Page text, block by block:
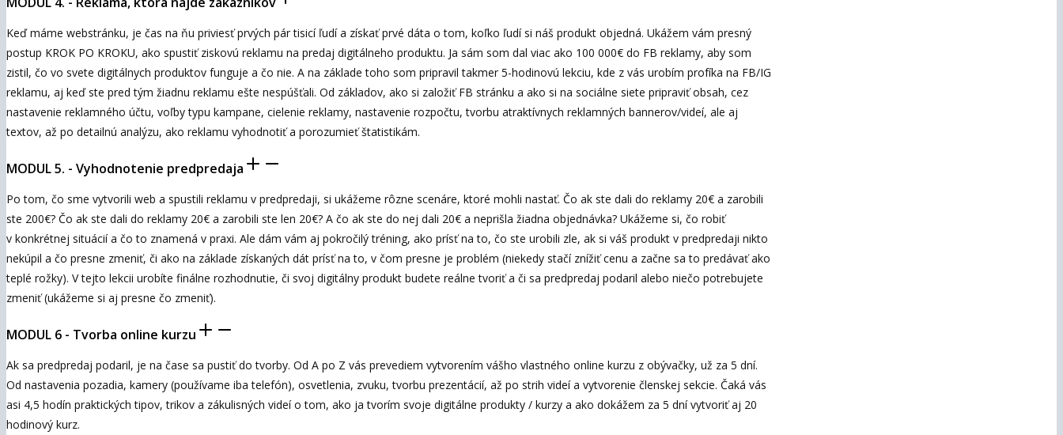
Keď máme webstránku, je čas na ňu priviesť prvých pár tisicí ľudí a získať prvé dáta o tom, koľko ľudí si náš produkt objedná. Ukážem vám presný
postup KROK PO KROKU, ako spustiť ziskovú reklamu na predaj digitálneho produktu. Ja sám som dal viac ako 100 000€ do FB reklamy, aby som
zistil, čo vo svete digitálnych produktov funguje a čo nie. A na základe toho som pripravil takmer 5-hodinovú lekciu, kde z vás urobím profíka na FB/IG
reklamu, aj keď ste pred tým žiadnu reklamu ešte nespúšťali. Od základov, ako si založiť FB stránku a ako si na sociálne siete pripraviť obsah, cez
nastavenie reklamného účtu, voľby typu kampane, cielenie reklamy, nastavenie rozpočtu, tvorbu atraktívnych reklamných bannerov/videí, ale aj
textov, až po detailnú analýzu, ako reklamu vyhodnotiť a porozumieť štatistikám.
MODUL 5. - Vyhodnotenie predpredaja
Po tom, čo sme vytvorili web a spustili reklamu v predpredaji, si ukážeme rôzne scenáre, ktoré mohli nastať. Čo ak ste dali do reklamy 20€ a zarobili
ste 200€? Čo ak ste dali do reklamy 20€ a zarobili ste len 20€? A čo ak ste do nej dali 20€ a neprišla žiadna objednávka? Ukážeme si, čo robiť
v konkrétnej situácií a čo to znamená v praxi. Ale dám vám aj pokročilý tréning, ako prísť na to, čo ste urobili zle, ak si váš produkt v predpredaji nikto
nekúpil a čo presne zmeniť, či ako na základe získaných dát prísť na to, v čom presne je problém (niekedy stačí znížiť cenu a začne sa to predávať ako
teplé rožky). V tejto lekcii urobíte finálne rozhodnutie, či svoj digitálny produkt budete reálne tvoriť a či sa predpredaj podaril alebo niečo potrebujete
zmeniť (ukážeme si aj presne čo zmeniť).
MODUL 6 - Tvorba online kurzu
Ak sa predpredaj podaril, je na čase sa pustiť do tvorby. Od A po Z vás prevediem vytvorením vášho vlastného online kurzu z obývačky, už za 5 dní.
Od nastavenia pozadia, kamery (používame iba telefón), osvetlenia, zvuku, tvorbu prezentácií, až po strih videí a vytvorenie členskej sekcie. Čaká vás
asi 4,5 hodín praktických tipov, trikov a zákulisných videí o tom, ako ja tvorím svoje digitálne produkty / kurzy a ako dokážem za 5 dní vytvoriť aj 20
hodinový kurz.